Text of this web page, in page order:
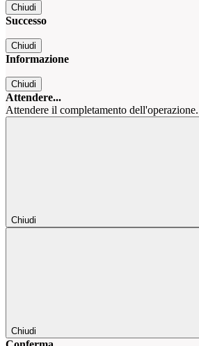
Chiudi
Successo
Chiudi
Informazione
Chiudi
Attendere...
Attendere il completamento
Chiudi
Chiudi